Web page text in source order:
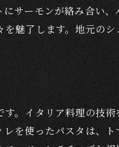
モンの豊かな風味
サーモンが絡み合い
魅了します。地元の
。イタリア料理の技
を使ったパスタは、